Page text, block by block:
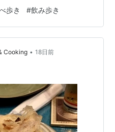
・ブロッコリー、それと
イスである。ライスは形
からなかったが、後でほ
のようだった。良かっ
日のカレーが思った以上
歩き #飲み歩き
Cooking • 18日前